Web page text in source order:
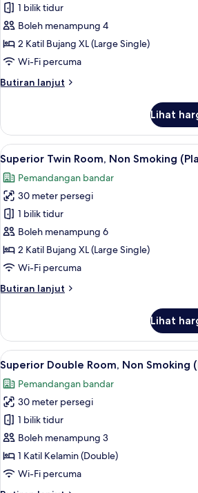
Standard
Twin
Room,
Non
Smoking
1 bilik tidur
Boleh menampung 4
2 Katil Bujang XL (Large Single)
Wi-Fi percuma
Butiran lanjut
Butiran
Twin
Room,
Non
Smoking
Lihat
Lihat
semua
foto
untuk
Superior
Twin
Room,
Non
Smoking
(Plaza
Tower)
1 bilik
7
Superior Twin Room, Non Smoking
Pemandangan bandar
30 meter persegi
1 bilik tidur
Boleh menampung 6
2 Katil Bujang XL (Large Single)
Wi-Fi percuma
Butiran lanjut
Butiran
Twin
Room,
Non
Smoking
(Plaza
/
South
Tower)
Lihat
Lihat
semua
foto
untuk
Superior
Double
Room,
Non
Smoking
1 bilik
7
Superior Double Room, Non Smoking
Pemandangan bandar
30 meter persegi
1 bilik tidur
Boleh menampung 3
1 Katil Kelamin (Double)
Wi-Fi percuma